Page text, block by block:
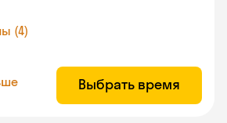
(4)
Выбрать время